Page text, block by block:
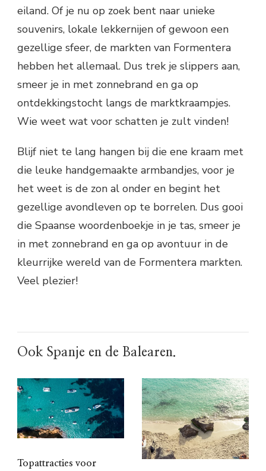
eiland. Of je nu op zoek bent naar unieke
souvenirs, lokale lekkernijen of gewoon een
gezellige sfeer, de markten van Formentera
hebben het allemaal. Dus trek je slippers aan,
smeer je in met zonnebrand en ga op
ontdekkingstocht langs de marktkraampjes.
Wie weet wat voor schatten je zult vinden!
Blijf niet te lang hangen bij die ene kraam met
die leuke handgemaakte armbandjes, voor je
het weet is de zon al onder en begint het
gezellige avondleven op te borrelen. Dus gooi
die Spaanse woordenboekje in je tas, smeer je
in met zonnebrand en ga op avontuur in de
kleurrijke wereld van de Formentera markten.
Veel plezier!
Ook Spanje en de Balearen.
Topattracties voor